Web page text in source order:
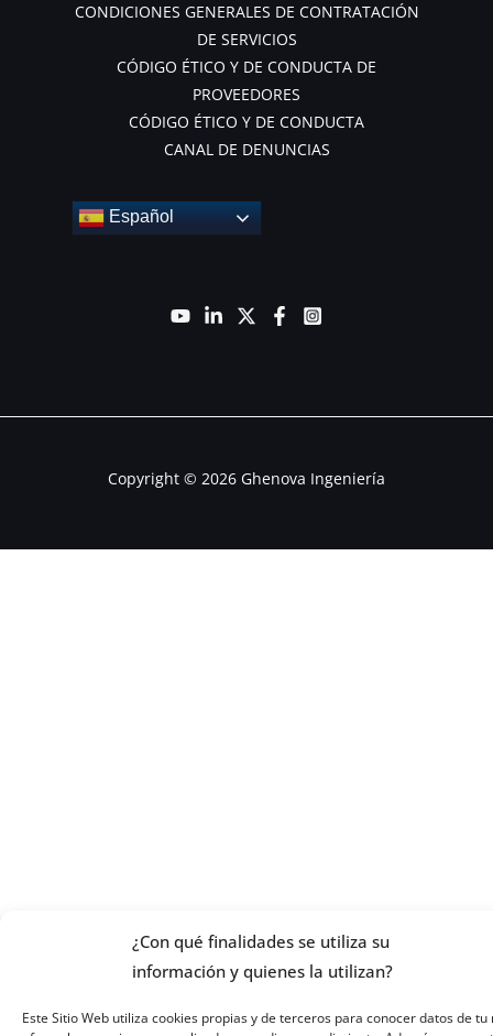
¿Con qué finalidades se utiliza su
información y quienes la utilizan?
Este Sitio Web utiliza cookies propias y de terceros para conocer datos de tu
CONDICIONES GENERALES DE CONTRATACIÓN
DE SERVICIOS
CÓDIGO ÉTICO Y DE CONDUCTA DE
PROVEEDORES
CÓDIGO ÉTICO Y DE CONDUCTA
CANAL DE DENUNCIAS
Español
Copyright © 2026 Ghenova Ingeniería